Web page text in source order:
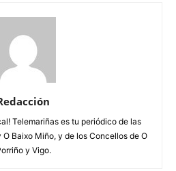
Telemariñas es tu periódico de las
Baixo Miño, y de los Concellos de O
y Vigo.